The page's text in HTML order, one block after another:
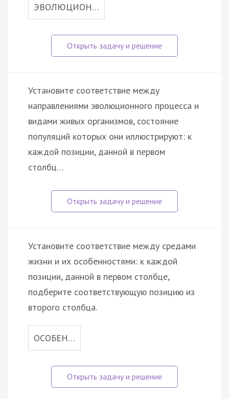
ЭВОЛЮЦИОН…
Установите соответствие между
направлениями эволюционного процесса и
видами живых организмов, состояние
популяций которых они иллюстрируют: к
каждой позиции, данной в первом
столбц…
Установите соответствие между средами
жизни и их особенностями: к каждой
позиции, данной в первом столбце,
подберите соответствующую позицию из
второго столбца.
ОСОБЕН…